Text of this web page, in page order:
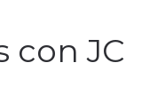
con JC